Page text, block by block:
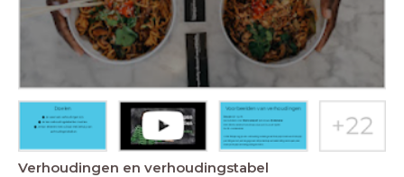
Verhoudingen en verhoudingstabel